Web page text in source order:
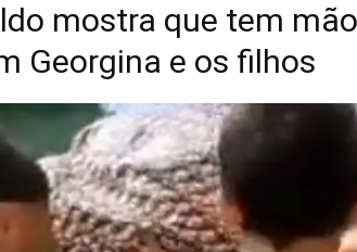
mostra que tem
Georgina e os filhos